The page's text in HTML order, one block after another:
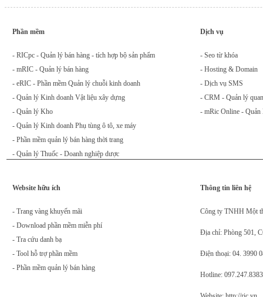
Phần mềm
- RICpc - Quản lý bán hàng - tích hợp bộ sản phẩm
- mRIC - Quản lý bán hàng
- eRIC - Phần mềm Quản lý chuỗi kinh doanh
- Quản lý Kinh doanh Vật liệu xây dựng
- Quản lý Kho
- Quản lý Kinh doanh Phụ tùng ô tô, xe máy
- Phần mềm quản lý bán hàng thời trang
- Quản lý Thuốc - Doanh nghiệp dược
Dịch vụ
- Seo từ khóa
- Hosting & Domain
- Dịch vụ SMS
- CRM - Quản lý
- mRic Online - Quản
Website hữu ích
- Trang vàng khuyến mãi
- Download phần mềm miễn phí
- Tra cứu danh bạ
- Tool hỗ trợ phần mềm
- Phần mềm quản lý bán hàng
Thông tin liên hệ
Công ty TNHH Một
Địa chỉ: Phòng 501,
Điện thoại: 04. 3990
Hotline: